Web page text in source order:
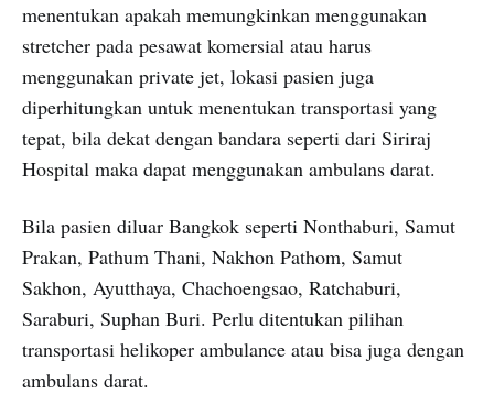
menentukan apakah memungkinkan menggunakan
stretcher pada pesawat komersial atau harus
menggunakan private jet, lokasi pasien juga
diperhitungkan untuk menentukan transportasi yang
tepat, bila dekat dengan bandara seperti dari Siriraj
Hospital maka dapat menggunakan ambulans darat.
Bila pasien diluar Bangkok seperti Nonthaburi, Samut
Prakan, Pathum Thani, Nakhon Pathom, Samut
Sakhon, Ayutthaya, Chachoengsao, Ratchaburi,
Saraburi, Suphan Buri. Perlu ditentukan pilihan
transportasi helikoper ambulance atau bisa juga dengan
ambulans darat.